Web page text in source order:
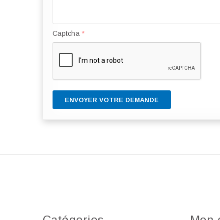
Captcha *
ENVOYER VOTRE DEMANDE